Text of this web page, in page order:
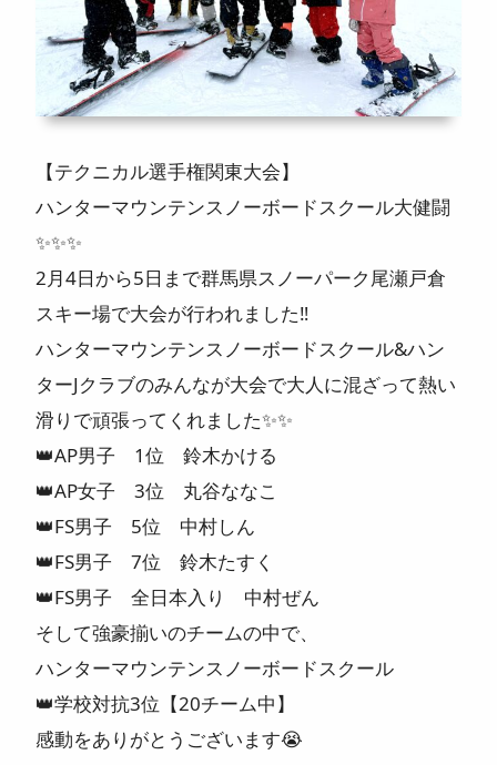
【テクニカル選手権関東大会】
ハンターマウンテンスノーボードスクール大健闘
✨✨✨
2月4日から5日まで群馬県スノーパーク尾瀬戸倉
スキー場で大会が行われました‼️
ハンターマウンテンスノーボードスクール&ハン
ターJクラブのみんなが大会で大人に混ざって熱い
滑りで頑張ってくれました✨✨
👑AP男子 1位 鈴木かける
👑AP女子 3位 丸谷ななこ
👑FS男子 5位 中村しん
👑FS男子 7位 鈴木たすく
👑FS男子 全日本入り 中村ぜん
そして強豪揃いのチームの中で、
ハンターマウンテンスノーボードスクール
👑学校対抗3位【20チーム中】
感動をありがとうございます😭